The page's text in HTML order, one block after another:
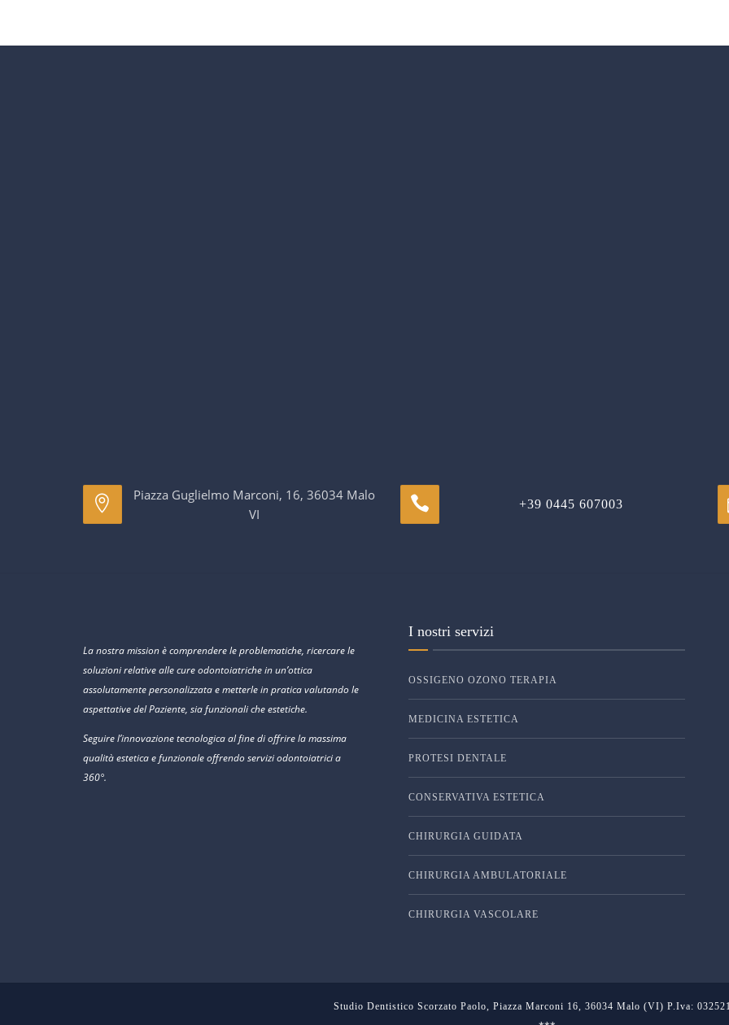
Piazza Guglielmo Marconi, 16, 36034 Malo
VI
+39 0445 607003
La nostra mission è comprendere le problematiche, ricercare le
soluzioni relative alle cure odontoiatriche in un’ottica
assolutamente personalizzata e metterle in pratica valutando le
aspettative del Paziente, sia funzionali che estetiche.
Seguire l’innovazione tecnologica al fine di offrire la massima
qualità estetica e funzionale offrendo servizi odontoiatrici a
360°.
I nostri servizi
OSSIGENO OZONO TERAPIA
MEDICINA ESTETICA
PROTESI DENTALE
CONSERVATIVA ESTETICA
CHIRURGIA GUIDATA
CHIRURGIA AMBULATORIALE
CHIRURGIA VASCOLARE
Studio Dentistico Scorzato Paolo, Piazza Marconi 16, 36034 Malo (VI) P.Iva: